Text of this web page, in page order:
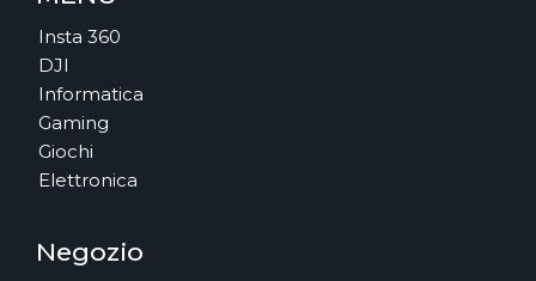
Insta 360
DJI
Informatica
Gaming
Giochi
Elettronica
Negozio